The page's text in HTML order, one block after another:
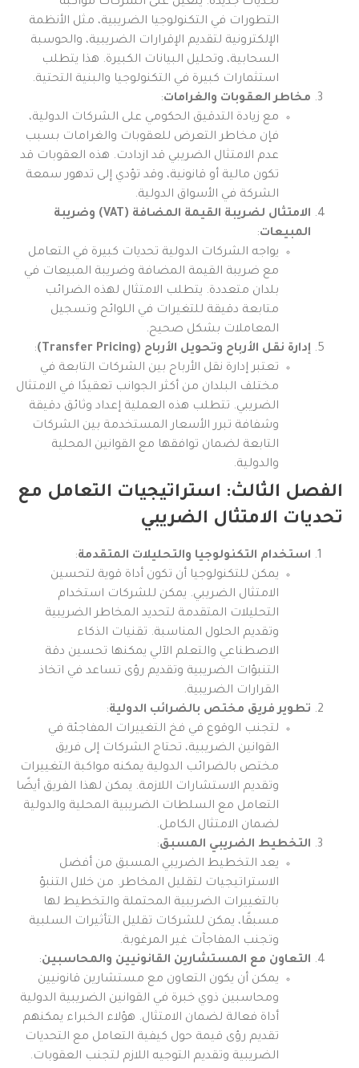
التطورات في التكنولوجيا الضريبية، مثل الأنظمة
الإلكترونية لتقديم الإقرارات الضريبية، والحوسبة
السحابية، وتحليل البيانات الكبيرة. هذا يتطلب
استثمارات كبيرة في التكنولوجيا والبنية التحتية.
مخاطر العقوبات والغرامات:
مع زيادة التدقيق الحكومي على الشركات الدولية،
فإن مخاطر التعرض للعقوبات والغرامات بسبب
عدم الامتثال الضريبي قد ازدادت. هذه العقوبات قد
تكون مالية أو قانونية، وقد تؤدي إلى تدهور سمعة
الشركة في الأسواق الدولية.
الامتثال لضريبة القيمة المضافة (VAT) وضريبة
المبيعات:
يواجه الشركات الدولية تحديات كبيرة في التعامل
مع ضريبة القيمة المضافة وضريبة المبيعات في
بلدان متعددة. يتطلب الامتثال لهذه الضرائب
متابعة دقيقة للتغيرات في اللوائح وتسجيل
المعاملات بشكل صحيح.
إدارة نقل الأرباح وتحويل الأرباح (Transfer Pricing)
:
تعتبر إدارة نقل الأرباح بين الشركات التابعة في
مختلف البلدان من أكثر الجوانب تعقيدًا في الامتثال
الضريبي. تتطلب هذه العملية إعداد وثائق دقيقة
وشفافة تبرر الأسعار المستخدمة بين الشركات
التابعة لضمان توافقها مع القوانين المحلية
والدولية.
الفصل الثالث: استراتيجيات التعامل مع
تحديات الامتثال الضريبي
استخدام التكنولوجيا والتحليلات المتقدمة:
يمكن للتكنولوجيا أن تكون أداة قوية لتحسين
الامتثال الضريبي. يمكن للشركات استخدام
التحليلات المتقدمة لتحديد المخاطر الضريبية
وتقديم الحلول المناسبة. تقنيات الذكاء
الاصطناعي والتعلم الآلي يمكنها تحسين دقة
التنبؤات الضريبية وتقديم رؤى تساعد في اتخاذ
القرارات الضريبية.
تطوير فريق مختص بالضرائب الدولية:
لتجنب الوقوع في فخ التغييرات المفاجئة في
القوانين الضريبية، تحتاج الشركات إلى فريق
مختص بالضرائب الدولية يمكنه مواكبة التغييرات
وتقديم الاستشارات اللازمة. يمكن لهذا الفريق أيضًا
التعامل مع السلطات الضريبية المحلية والدولية
لضمان الامتثال الكامل.
التخطيط الضريبي المسبق:
يعد التخطيط الضريبي المسبق من أفضل
الاستراتيجيات لتقليل المخاطر. من خلال التنبؤ
بالتغييرات الضريبية المحتملة والتخطيط لها
مسبقًا، يمكن للشركات تقليل التأثيرات السلبية
وتجنب المفاجآت غير المرغوبة.
التعاون مع المستشارين القانونيين والمحاسبين:
يمكن أن يكون التعاون مع مستشارين قانونيين
ومحاسبين ذوي خبرة في القوانين الضريبية الدولية
أداة فعالة لضمان الامتثال. هؤلاء الخبراء يمكنهم
تقديم رؤى قيمة حول كيفية التعامل مع التحديات
الضريبية وتقديم التوجيه اللازم لتجنب العقوبات.